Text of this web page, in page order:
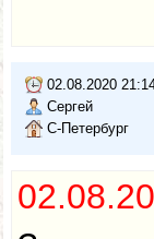
02.08.2020
Сергей
С-Петербург